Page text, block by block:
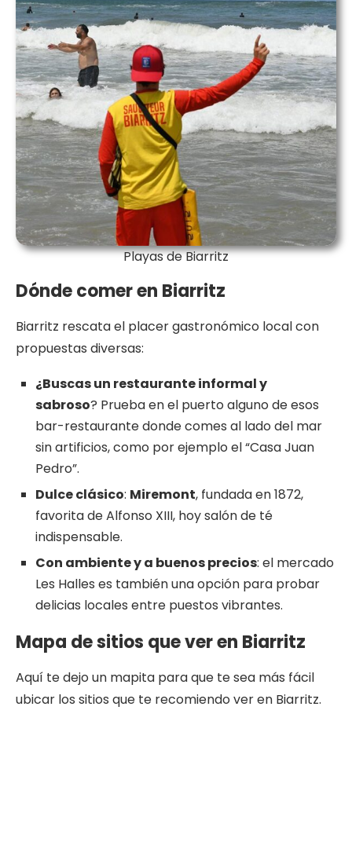
Playas de Biarritz
Dónde comer en Biarritz
Biarritz rescata el placer gastronómico local con
propuestas diversas:
¿Buscas un restaurante informal y
sabroso? Prueba en el puerto alguno de esos
bar-restaurante donde comes al lado del mar
sin artificios, como por ejemplo el “Casa Juan
Pedro”.
Dulce clásico: Miremont, fundada en 1872,
favorita de Alfonso XIII, hoy salón de té
indispensable.
Con ambientey a buenos precios: el mercado
Les Halles es también una opción para probar
delicias locales entre puestos vibrantes.
Mapa de sitios que ver en Biarritz
Aquí te dejo un mapita para que te sea más fácil
ubicar los sitios que te recomiendo ver en Biarritz.